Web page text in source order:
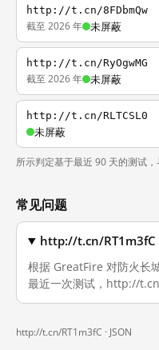
http://t.cn/8FDbmQw
截至 2026 年 未屏蔽
http://t.cn/RyOgwMG
截至 2026 年 未屏蔽
http://t.cn/RLTCSL0
未屏蔽
所示判定基于最近 90 天的测试，
常见问题
http://t.cn/RT1m3fC
根据 GreatFire 对防火长
最近一次测试，http://
http://t.cn/RT1m3fC · JSON